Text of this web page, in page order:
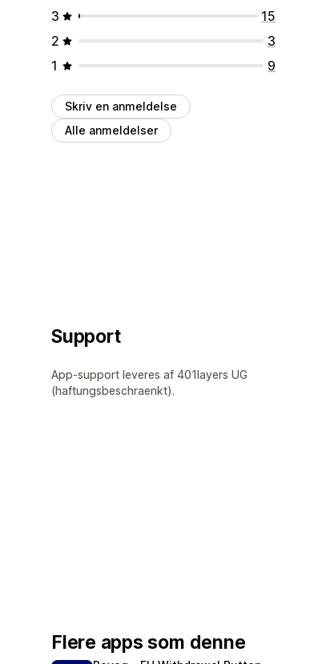
3
15
2
3
1
9
Skriv en anmeldelse
Alle anmeldelser
Support
App-support leveres af 401layers UG
(haftungsbeschraenkt).
Flere apps som denne